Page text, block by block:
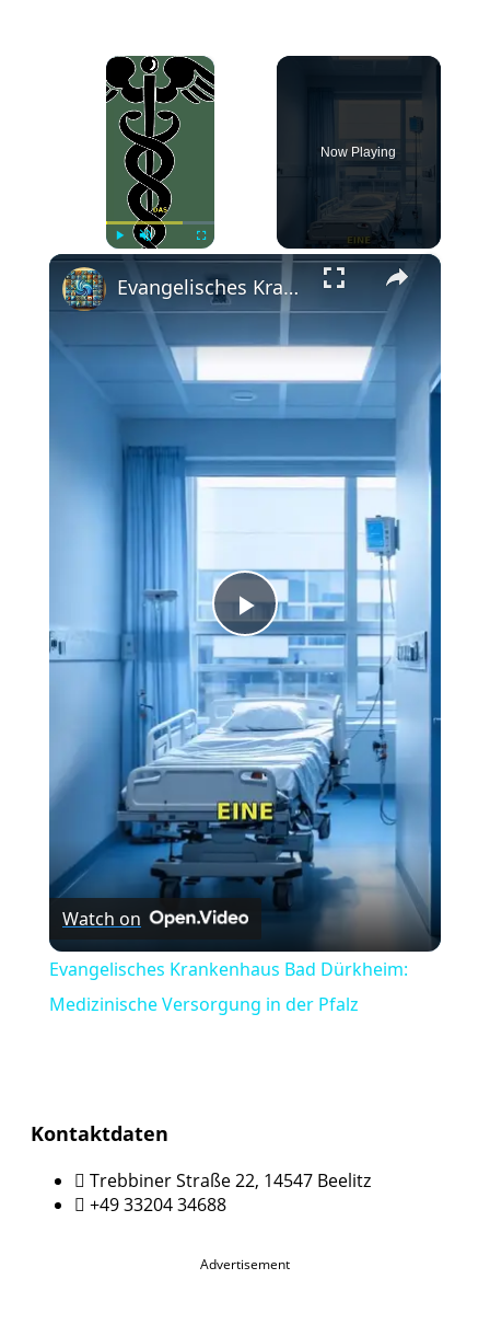
×
Play Unmute Fullscreen
Now Playing
×
Play
Video
Evangelisches Krankenhaus Bad Dürkheim: Medizinische Versorgung in der Pfalz
Watch on
Evangelisches Krankenhaus Bad Dürkheim:
Medizinische Versorgung in der Pfalz
Kontaktdaten
Trebbiner Straße 22, 14547 Beelitz
+49 33204 34688
Advertisement